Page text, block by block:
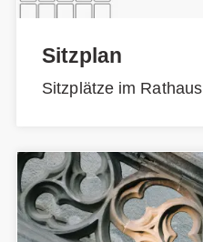
Sitzplan
Sitzplätze im Rathaus